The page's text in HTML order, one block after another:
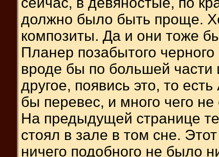
должно было быть проще.
композиты. Да и они тоже
Планер позабытого
вроде бы по большей части
другое, появись это, то
бы перевес, и много чего
На предыдущей странице
стоял в зале в том сне.
ничего подобного не было